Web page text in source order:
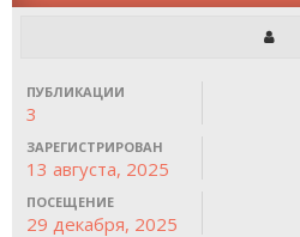
ПУБЛИКАЦИИ
3
ЗАРЕГИСТРИРОВАН
13 августа, 2025
ПОСЕЩЕНИЕ
29 декабря, 2025